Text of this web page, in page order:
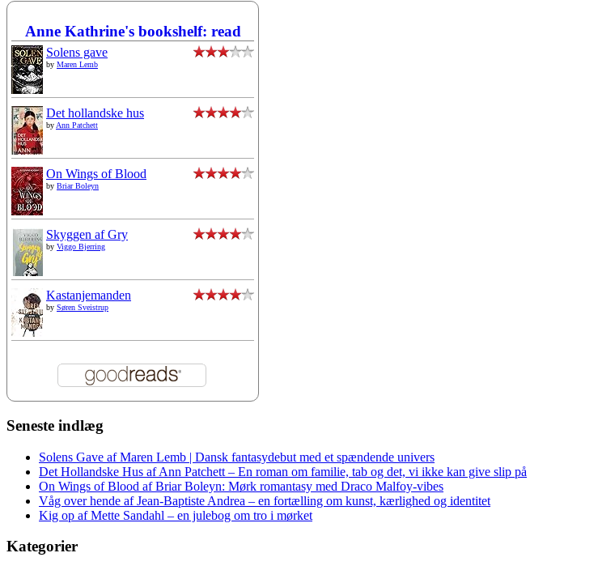
Anne Kathrine's bookshelf: read
Solens gave
by Maren Lemb
Det hollandske hus
byAnn Patchett
On Wings of Blood
by Briar Boleyn
Skyggen af Gry
by Viggo Bjerring
Kastanjemanden
by Søren Sveistrup
Seneste indlæg
Solens Gave af Maren Lemb | Dansk fantasydebut med et spændende univers
Det Hollandske Hus af Ann Patchett – En roman om familie, tab og det, vi ikke kan give slip på
On Wings of Blood af Briar Boleyn: Mørk romantasy med Draco Malfoy-vibes
Våg over hende af Jean-Baptiste Andrea – en fortælling om kunst, kærlighed og identitet
Kig op af Mette Sandahl – en julebog om tro i mørket
Kategorier